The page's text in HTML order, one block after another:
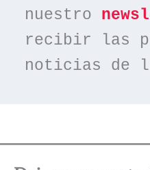
nuestro
recibir las
noticias de